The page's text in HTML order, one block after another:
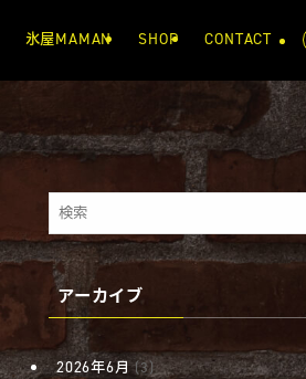
氷屋MAMAN SHOP CONTACT
アーカイブ
2026年6月 (3)